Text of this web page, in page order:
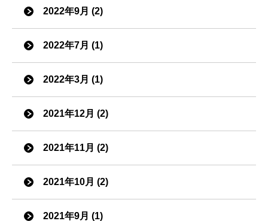
2022年9月 (2)
2022年7月 (1)
2022年3月 (1)
2021年12月 (2)
2021年11月 (2)
2021年10月 (2)
2021年9月 (1)